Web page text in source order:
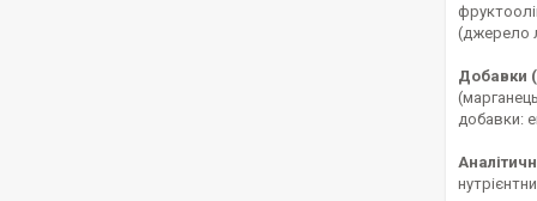
(джерело
Добавки
добавки: